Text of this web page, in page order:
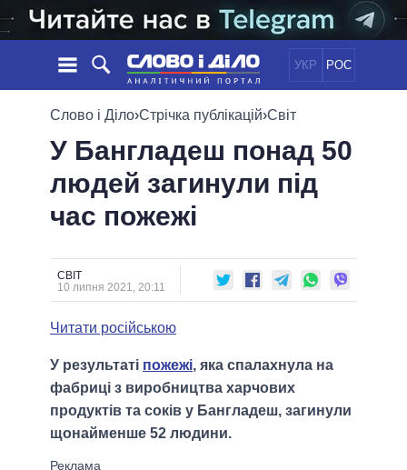
УКР РОС
НОВИНИ
СТРІЧКА
ПОДІЇ
СТАТТІ
ОГЛЯДИ
ДАЙДЖЕСТИ
ПОЛІТИКА
ЕКОНОМІКА
ОБIЦЯНКИ
ПОЛIТИКИ
ПРЕЗИДЕНТ І ОФІС
ВЕРХОВНА РАДА
МЕРИ МІСТ
ВСІ ПЕРСОНИ
ВІДЕО
Слово і Діло›Стрічка публікацій›Світ
У Бангладеш понад 50
людей загинули під
час пожежі
СВІТ
10 липня 2021, 20:11
Читати російською
У результаті пожежі, яка спалахнула на
фабриці з виробництва харчових
продуктів та соків у Бангладеш, загинули
щонайменше 52 людини.